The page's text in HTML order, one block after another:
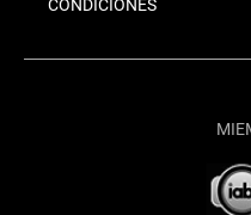
CONDICIONES